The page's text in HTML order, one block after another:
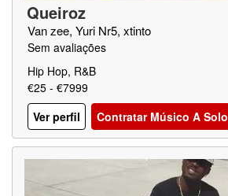
Queiroz
Van zee, Yuri Nr5, xtinto
Sem avaliações
Hip Hop, R&B
€25 - €7999
Ver perfil
Contratar Músico A Solo